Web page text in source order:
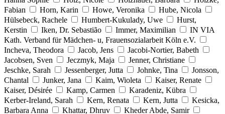
Fabian
Horn, Karin Howe, Veronika
Hube, Nicola
Hülsebeck, Rachele
Humbert-Kukulady, Uwe
Hurst,
Kerstin
Iken, Dr. Sebastião Immer, Maximilian
IN VIA
Kath. Verband für Mädchen- u, Frauensozialarbeit Köln e.V.
Incheva, Theodora
Jacob, Jens
Jacobi-Nortier, Babeth
Jacobsen, Sven
Jeczmyk, Maja
Jenner, Christiane
Jeschke, Sarah
Jessenberger, Jutta Johnke, Tina
Jonsson,
Chantal
Junker, Jana Kaim, Wioleta
Kaiser, Renate
Kaiser, Désirée
Kamp, Carmen
Karadeniz, Kübra
Kerber-Ireland, Sarah
Kern, Renata Kern, Jutta
Kesicka,
Barbara Anna
Khattar, Dhruv Kheder Abde, Samir